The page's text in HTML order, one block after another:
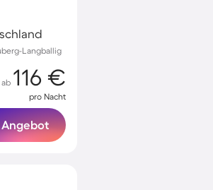
Langballig
ab 116 €
pro Nacht